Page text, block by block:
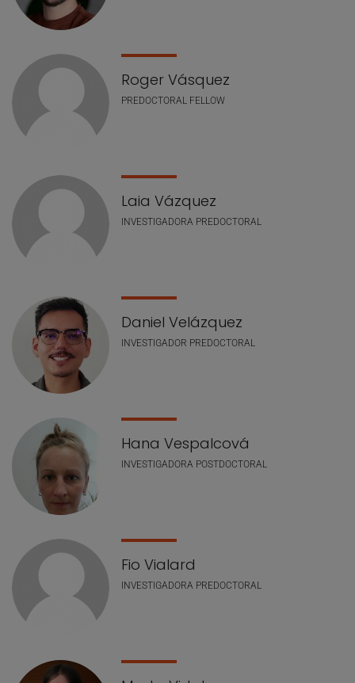
Roger Vásquez
PREDOCTORAL FELLOW
Laia Vázquez
INVESTIGADORA PREDOCTORAL
Daniel Velázquez
INVESTIGADOR PREDOCTORAL
Hana Vespalcová
INVESTIGADORA POSTDOCTORAL
Fio Vialard
INVESTIGADORA PREDOCTORAL